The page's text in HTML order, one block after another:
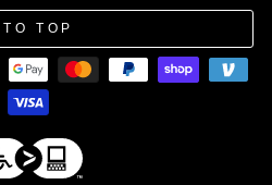
TO TOP